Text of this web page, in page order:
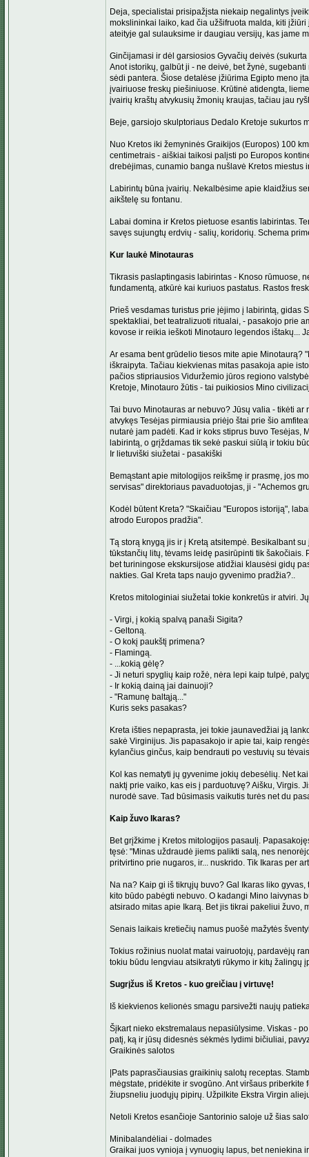
Deja, specialistai prisipažįsta niekaip negalintys
mokslininkai laiko, kad čia užšifruota malda, kiti
ateityje gal sulauksime ir daugiau versijų, kas jame
Ginčijamasi ir dėl garsiosios Gyvačių deivės
Anot istorikų, galbūt ji - ne deivė, bet žynė,
sėdi pantera. Šiose detalėse įžiūrima Egipto meno
įvairiuose freskų piešiniuose. Krūtinė atidengta,
įvairių kraštų atvykusių žmonių kraujas, tačiau jau
Beje, garsiojo skulptoriaus Dedalo Kretoje sukurtos
Nuo Kretos iki žemyninės Graikijos (Europos) 100
centimetrais - aiškiai taikosi palįsti po Europos
drebėjimas, cunamio banga nušlavė Kretos
Labirintų būna įvairių. Nekalbėsime apie klaidžius
aikštelę su fontanu.
Labai domina ir Kretos pietuose esantis labirintas.
savęs sujungtų erdvių - salių, koridorių. Schema
Kur laukė Minotauras
Tikrasis paslaptingasis labirintas - Knoso rūmuose,
fundamentą, atkūrė kai kuriuos pastatus. Rastos
Prieš vesdamas turistus prie įėjimo į labirintą, gidas
spektakliai, bet teatralizuoti ritualai, - pasakojo prie
kovose ir reikia ieškoti Minotauro legendos ištakų...
Ar esama bent grūdelio tiesos mite apie Minotaurą?
iškraipyta. Tačiau kiekvienas mitas pasakoja apie
pačios stipriausios Viduržemio jūros regiono
Kretoje, Minotauro žūtis - tai puikiosios Mino
Tai buvo Minotauras ar nebuvo? Jūsų valia - tikėti
atvykęs Tesėjas pirmiausia priėjo štai prie šio
nutarė jam padėti. Kad ir koks stiprus buvo
labirintą, o grįždamas tik sekė paskui siūlą ir tokiu
Ir lietuviški siužetai - pasakiški
Bemąstant apie mitologijos reikšmę ir prasmę, jos
servisas" direktoriaus pavaduotojas, ji - "Achemos
Kodėl būtent Kreta? "Skaičiau "Europos istoriją",
atrodo Europos pradžia".
Tą storą knygą jis ir į Kretą atsitempė. Besikalbant
tūkstančių litų, tėvams leidę pasirūpinti tik
bet turiningose ekskursijose atidžiai klausėsi gidų
nakties. Gal Kreta taps naujo gyvenimo pradžia?..
Kretos mitologiniai siužetai tokie konkretūs ir atviri.
- Virgi, į kokią spalvą panaši Sigita?
- Geltoną.
- O kokį paukštį primena?
- Flamingą.
- ...kokią gėlę?
- Ji neturi spyglių kaip rožė, nėra lepi kaip tulpė,
- Ir kokią dainą jai dainuoji?
- "Ramunę baltąją..."
Kuris seks pasakas?
Kreta išties nepaprasta, jei tokie jaunavedžiai ją
sakė Virginijus. Jis papasakojo ir apie tai, kaip
kylančius ginčus, kaip bendrauti po vestuvių su
Kol kas nematyti jų gyvenime jokių debesėlių. Net
naktį prie vaiko, kas eis į parduotuvę? Aišku, Virgis.
nurodė save. Tad būsimasis vaikutis turės net du
Kaip žuvo Ikaras?
Bet grįžkime į Kretos mitologijos pasaulį.
tęsė: "Minas uždraudė jiems palikti salą, nes
pritvirtino prie nugaros, ir... nuskrido. Tik Ikaras per
Na na? Kaip gi iš tikrųjų buvo? Gal Ikaras liko
kito būdo pabėgti nebuvo. O kadangi Mino laivynas
atsirado mitas apie Ikarą. Bet jis tikrai pakeliui žuvo,
Senais laikais kretiečių namus puošė mažytės
Tokius rožinius nuolat matai vairuotojų, pardavėjų
tokiu būdu lengviau atsikratyti rūkymo ir kitų žalingų
Sugrįžus iš Kretos - kuo greičiau į virtuvę!
Iš kiekvienos kelionės smagu parsivežti naujų
Šįkart nieko ekstremalaus nepasiūlysime. Viskas -
patį, ką ir jūsų didesnės sėkmės lydimi bičiuliai,
Graikinės salotos
|Pats paprasčiausias graikinių salotų receptas.
mėgstate, pridėkite ir svogūno. Ant viršaus
žiupsneliu juodųjų pipirų. Užpilkite Ekstra Virgin
Netoli Kretos esančioje Santorinio saloje už šias
Minibalandėliai - dolmades
Graikai juos vynioja į vynuogių lapus, bet neniekina